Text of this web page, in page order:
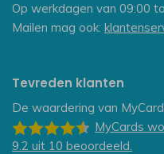
Op werkdagen van 09:00
Mailen mag ook:
Tevreden klanten
De waardering van
MyCards
9.2 uit 10 beoordeeld.